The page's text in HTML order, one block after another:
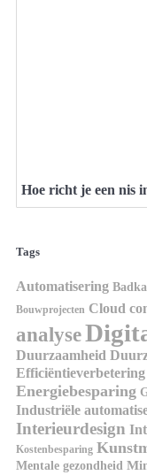
Hoe richt je een nis
Tags
Automatisering
Bouwprojecten Cloud
analyse
Duurzaamheid
Efficiëntieverbetering
Energiebesparing
Industriële
Interieurdesign
Kostenbesparing
Mentale gezondheid